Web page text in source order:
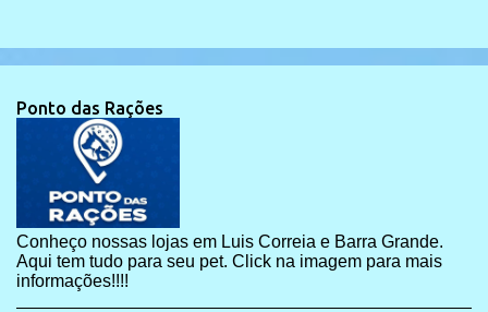
Ponto das Rações
Conheço nossas lojas em Luis Correia e Barra Grande.
Aqui tem tudo para seu pet. Click na imagem para mais
informações!!!!